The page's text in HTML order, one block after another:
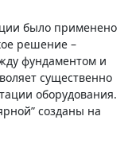
было применено
решение –
фундаментом и
существенно
оборудования.
созданы на